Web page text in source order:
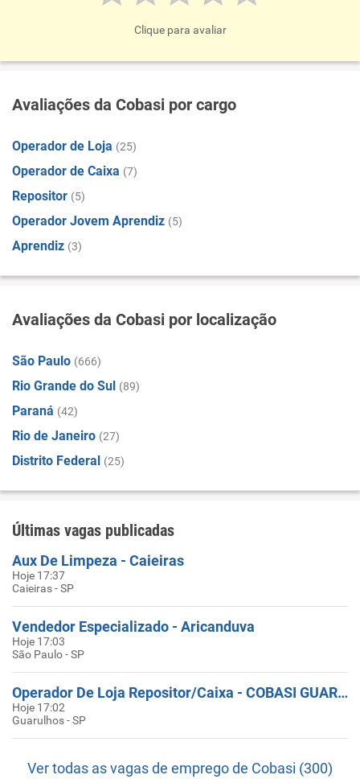
Clique para avaliar
Avaliações da Cobasi por cargo
Operador de Loja (25)
Operador de Caixa (7)
Repositor (5)
Operador Jovem Aprendiz (5)
Aprendiz (3)
Avaliações da Cobasi por localização
São Paulo (666)
Rio Grande do Sul (89)
Paraná (42)
Rio de Janeiro (27)
Distrito Federal (25)
Últimas vagas publicadas
Aux De Limpeza - Caieiras
Hoje 17:37
Caieiras - SP
Vendedor Especializado - Aricanduva
Hoje 17:03
São Paulo - SP
Operador De Loja Repositor/Caixa - COBASI GUARULHOS (Centro)
Hoje 17:02
Guarulhos - SP
Ver todas as vagas de emprego de Cobasi (300)